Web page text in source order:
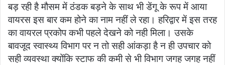
बड़ रही है मौसम में ठंडक बड़ने के साथ भी डेंगू के रूप में आया
वायरस इस बार कम होने का नाम नहीं ले रहा। हरिद्वार में इस तरह
का वायरल प्रकोप कभी पहले देखने को नही मिला। उसके
बावजूद स्वास्थ्य विभाग पर न तो सही आंकड़ा है न ही उपचार को
सही व्यवस्था क्योंकि स्टाफ की कमी से भी विभाग जगह जगह नहीं